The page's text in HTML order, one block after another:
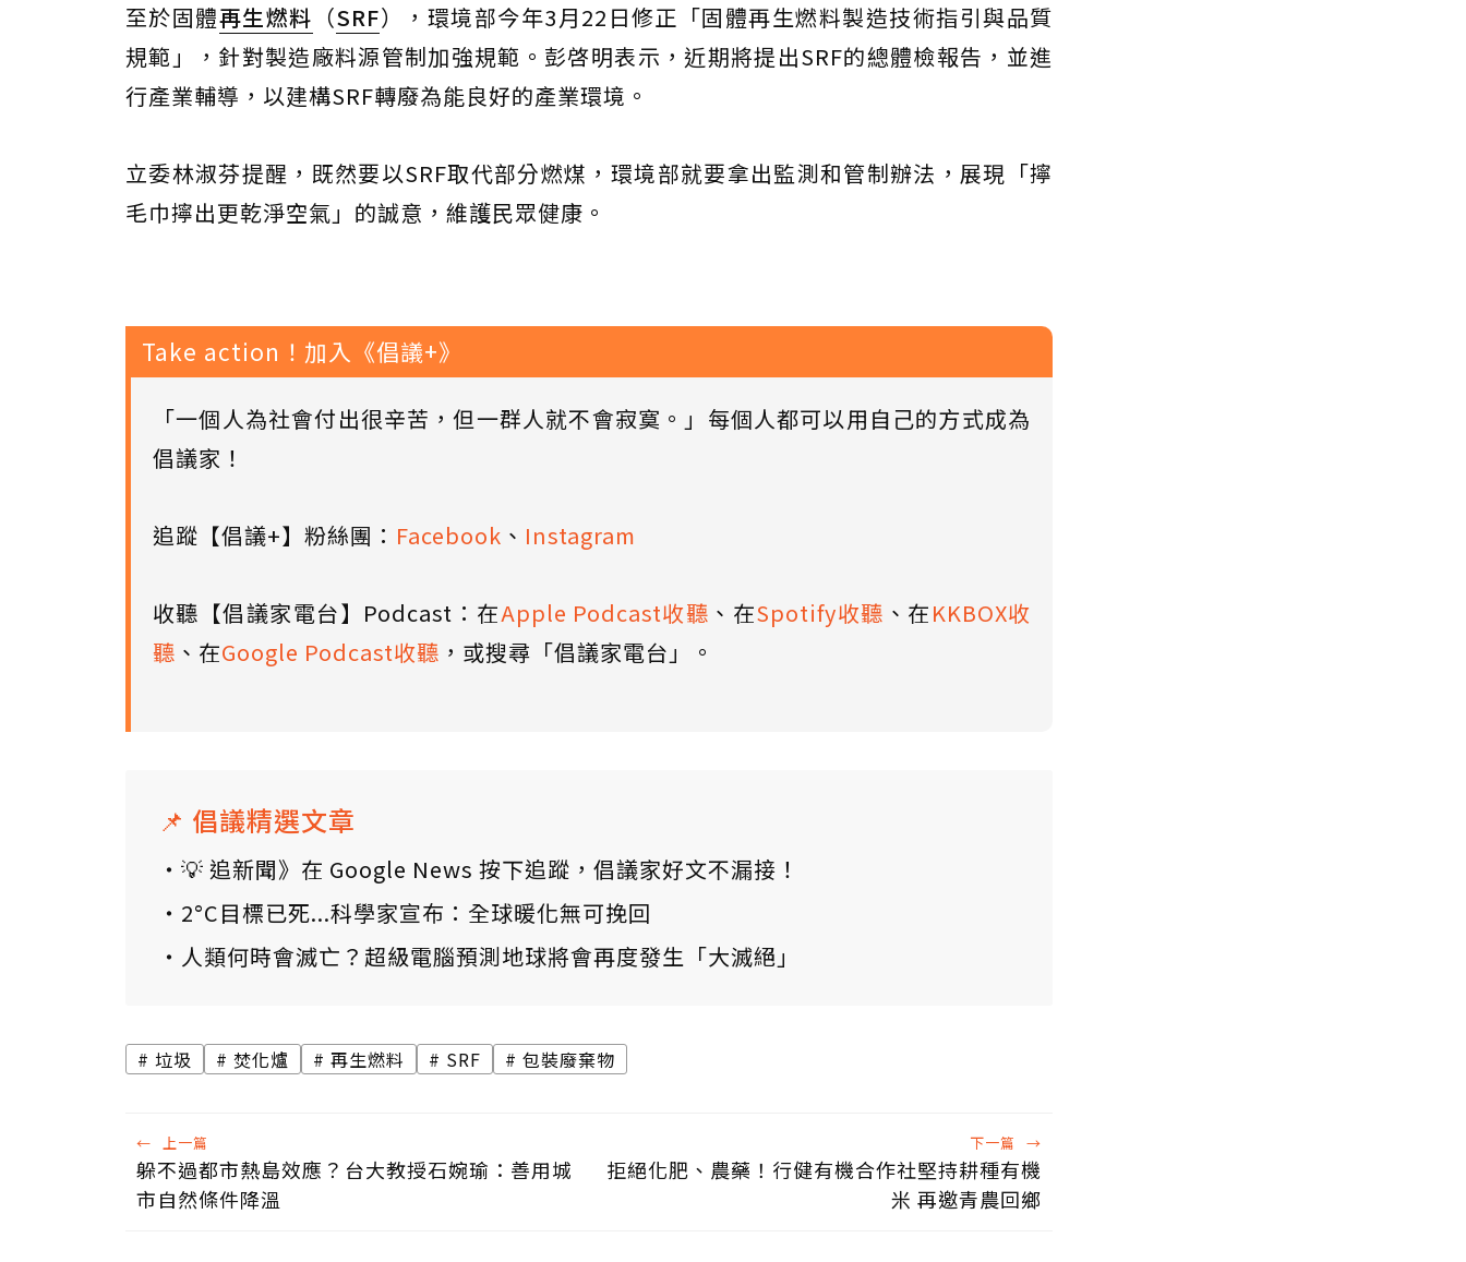
至於固體再生燃料 （SRF），環境部今年3月22日修正「固體再生燃料製造技術指引與品質
規範」，針對製造廠料源管制加強規範。彭啓明表示，近期將提出SRF的總體檢報告，並進
行產業輔導，以建構SRF轉廢為能良好的產業環境。
立委林淑芬提醒，既然要以SRF取代部分燃煤，環境部就要拿出監測和管制辦法，展現「擰
毛巾擰出更乾淨空氣」的誠意，維護民眾健康。
Take action！加入《倡議+》
「一個人為社會付出很辛苦，但一群人就不會寂寞。」每個人都可以用自己的方式成為
倡議家！
追蹤【倡議+】粉絲團： Facebook 、 Instagram
收聽【倡議家電台】Podcast：在Apple Podcast收聽 、在Spotify收聽 、在KKBOX收
聽 、在Google Podcast收聽 ，或搜尋「倡議家電台」。
📌 倡議精選文章
💡 追新聞》在 Google News 按下追蹤，倡議家好文不漏接！
2°C目標已死...科學家宣布：全球暖化無可挽回
人類何時會滅亡？超級電腦預測地球將會再度發生「大滅絕」
垃圾 焚化爐 再生燃料 SRF 包裝廢棄物
← 上一篇
躲不過都市熱島效應？台大教授石婉瑜：善用城
市自然條件降溫
下一篇 →
拒絕化肥、農藥！行健有機合作社堅持耕種有機
米 再邀青農回鄉